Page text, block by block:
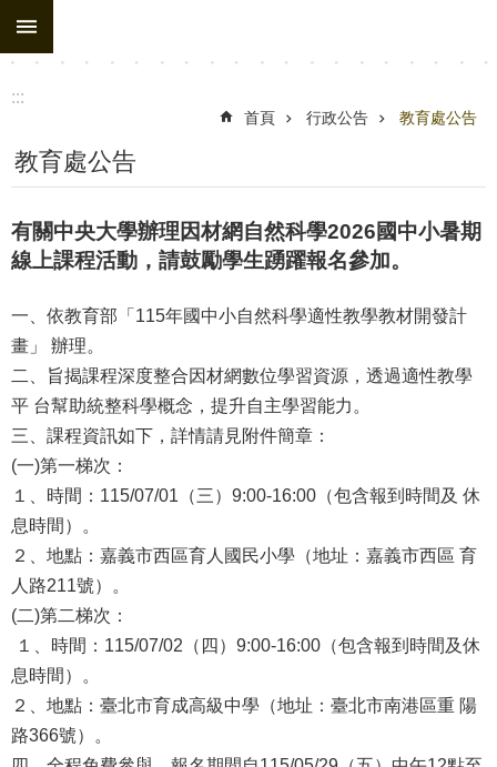
跳到主要內容區塊
搜
尋
處
務
織
政
公
告
行
政
填
報
通
報
專
資
安
:::
首頁 行政公告 教育處公告
教育處公告
有關中央大學辦理因材網自然科學2026國中小暑期
線上課程活動，請鼓勵學生踴躍報名參加。
一、依教育部「115年國中小自然科學適性教學教材開發計
畫」 辦理。
二、旨揭課程深度整合因材網數位學習資源，透過適性教學
平 台幫助統整科學概念，提升自主學習能力。
三、課程資訊如下，詳情請見附件簡章：
(一)第一梯次：
１、時間：115/07/01（三）9:00-16:00（包含報到時間及 休
息時間）。
２、地點：嘉義市西區育人國民小學（地址：嘉義市西區 育
人路211號）。
(二)第二梯次：
１、時間：115/07/02（四）9:00-16:00（包含報到時間及休
息時間）。
２、地點：臺北市育成高級中學（地址：臺北市南港區重 陽
路366號）。